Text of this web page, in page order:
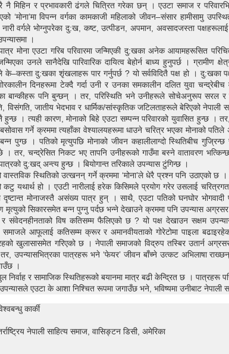
नै मिहिन र प्रभावकारी ढंगले चित्रित गरेका छन् । एउटा समाज र
‘मोना’मा विपन्न वर्गका कामकाजी महिलाको जीवन–संसार हामीसामु
नारी वर्गले भोग्नुपरेका दु:ख, कष्ट, उत्पीडन, अपमान, अवसादजस्ता
।
मोना एउटा गरिब परिवारमा जन्मिएकी दु:खका अनेक आयामहरूसित
उनले सानैदेखि पारिवारिक दायित्व बेहोर्न बाध्य हुनुपर्छ । ग्रामीण
के–कस्ता दु:खका शृंखलाहरू पार गर्नुपर्छ ? यो सर्वविदितै पक्ष हो । दु:खका
दिनहरूमा टेक्दै गर्दा उनी र उनका समकालीन दलित युवा
बान्कीहरू पनि बुन्छन् । तर, परिस्थिति भने उनीहरूले सोचेअनुरूप सरल
विसंगति, जातीय भेदभाव र धार्मिक/सांस्कृतिक जटिलताहरूले बेरिएको नेपाली
। त्यही कारण, मोनाको बिहे एउटा सम्पन्न परिवारको युवासित हुन्छ ।
गर्ने क्रममा त्यहाँका वेश्यालयहरूमा धाउने चरित्र भएका मोनाको
पुग्छ । पतिको मृत्युपछि मोनाको जीवन कहालीलाग्दो स्थितिबीच
। तर, चन्द्रेसित निकट भए तापनि उनीहरूको गाउँमा बस्ने वातावरण
दु:खद् अन्त्य हुन्छ । बियोगान्त तरिकाले उपन्यास टुंगिन्छ ।
वास्तविक स्थितिको उत्खनन् गर्ने क्रममा ‘मोना’ले धेरै प्रश्न पनि उठाएको छ
कटु यथार्थ हो । एउटी नारीलाई हरेक किसिमले प्रयोग गरेर उसलाई चरित्रगत
मोनाजस्तै असंख्य पात्र हुन् । साथै, एउटा पतिको घनघोर
मृत्युको सिकारसमेत बन्न पुग्नु पर्दछ भन्ने देखाउने क्रममा पनि उपन्यास
र संवेदनहीनताको विष कतिसम्म फैलिएको छ ? यो पक्ष देखाउन सक्षम
समाजले आफूलाई कतिसम्म क्रूर र अमानवीयताको गोरेटोमा पाइला
खुलासासमेत गरिएको छ । नेपाली समाजको विद्रुप तस्बिर उतार्न अग्रसर
उपन्यासभित्रका पात्रहरू भने ‘फेयर’ जीवन बाँच्ने उत्कट अभिलाषा
।
निर्वाह र सामाजिक स्थितिहरूको बयानमा मात्र बढी केन्द्रित छ ।
उपन्यासले एउटा के आशा निश्चित रूपमा जगाउँछ भने, भविष्यमा उनीबाट
कार्की
नेपाली साहित्य समाज, वासिङ्टन डिसी, अमेरिका